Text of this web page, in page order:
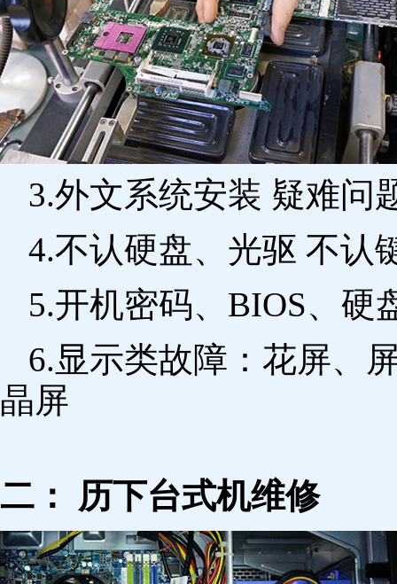
3.外文系统安装 疑难问
4.不认硬盘、光驱 不认
5.开机密码、BIOS、硬
6.显示类故障：花屏、
晶屏
二： 历下台式机维修